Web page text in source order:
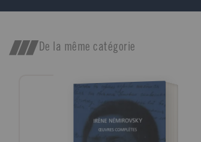
une sélection de poèmes inédits en
De la même catégorie